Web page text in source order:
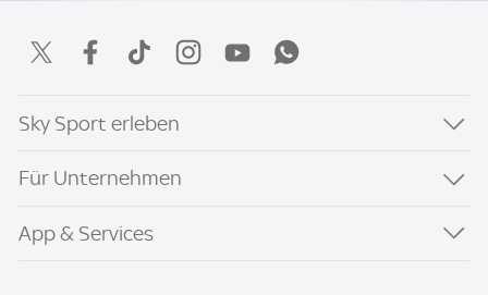
Sky Sport erleben
Für Unternehmen
App & Services